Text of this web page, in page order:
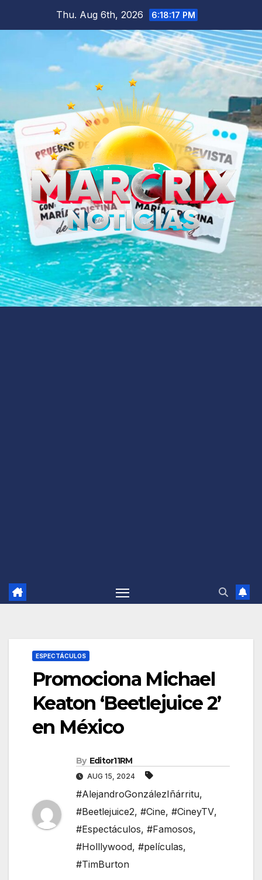
Thu. Aug 6th, 2026 6:18:18 PM
ESPECTÁCULOS
Promociona Michael
Keaton ‘Beetlejuice 2’
en México
By Editor11RM
AUG 15, 2024
#AlejandroGonzálezIñárritu,
#Beetlejuice2, #Cine, #CineyTV,
#Espectáculos, #Famosos,
#Holllywood, #películas,
#TimBurton